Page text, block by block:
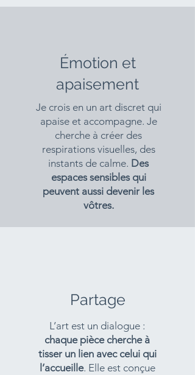
Émotion et
apaisement
Je crois en un art discret qui
apaise et accompagne. Je
cherche à créer des
respirations visuelles, des
instants de calme. Des
espaces sensibles qui
peuvent aussi devenir les
vôtres.
Partage
L’art est un dialogue :
chaque pièce cherche à
tisser un lien avec celui qui
l’accueille. Elle est conçue